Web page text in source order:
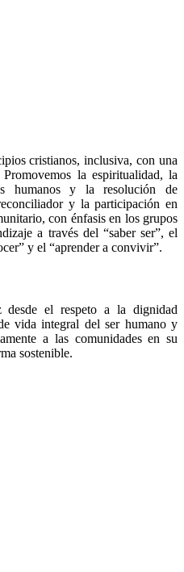
cristianos, inclusiva, con una
la espiritualidad, la
humanos y la resolución de
y la participación en
con énfasis en los grupos
a través del “saber ser”, el
y el “aprender a convivir”.
desde el respeto a la dignidad
vida integral del ser humano y
a las comunidades en su
sostenible.